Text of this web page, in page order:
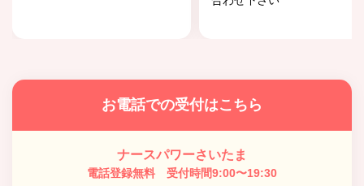
お電話での受付はこちら
ナースパワーさいたま
電話登録無料 受付時間9:00〜19:30